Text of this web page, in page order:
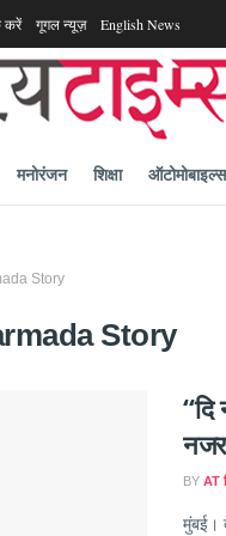
करें गूगल न्यूज़ English News
मनोरंजन शिक्षा ऑटोमोबाइल्स
Story
Story
BY AT
मुंबई।